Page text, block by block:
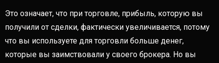
Это означает, что при торговле, прибыль, которую вы
получили от сделки, фактически увеличивается, потому
что вы используете для торговли больше денег,
которые вы заимствовали у своего брокера. Но вы